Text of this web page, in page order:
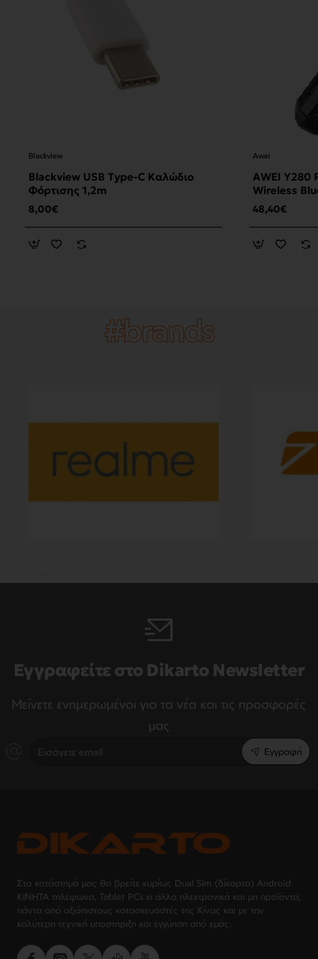
Blackview
Blackview USB Type-C Καλώδιο
Φόρτισης 1,2m
8,00€
Awei
AWEI Y280
Wireless
48,40€
#brands
Εγγραφείτε στο Dikarto Newsletter
Μείνετε ενημερωμένοι για τα νέα και τις προσφορές
μας
email
Εγγραφή
Στο κατάστημά μας θα βρείτε κυρίως Dual Sim (δίκαρτα) Android
ΚΙΝΗΤΑ τηλέφωνα, Tablet PCs κι άλλα ηλεκτρονικά και μη προϊόντα,
πάντα από αξιόπιστους κατασκευαστές της Κίνας και με την
καλύτερη τεχνική υποστήριξη και εγγύηση από εμάς.